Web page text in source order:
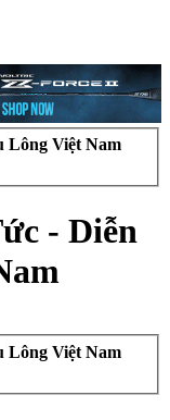
Lông Việt Nam
- Diễn
Lông Việt Nam